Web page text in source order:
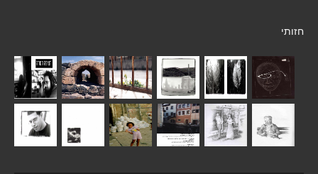
חזותי